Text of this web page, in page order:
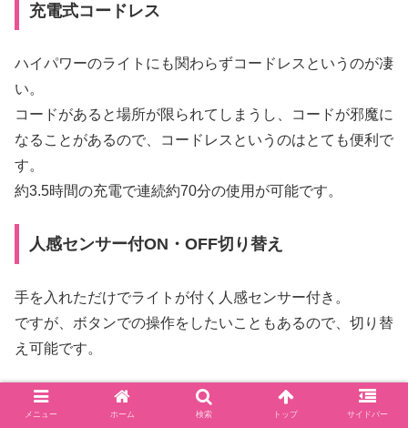
充電式コードレス
ハイパワーのライトにも関わらずコードレスというのが凄
い。
コードがあると場所が限られてしまうし、コードが邪魔に
なることがあるので、コードレスというのはとても便利で
す。
約3.5時間の充電で連続約70分の使用が可能です。
人感センサー付ON・OFF切り替え
手を入れただけでライトが付く人感センサー付き。
ですが、ボタンでの操作をしたいこともあるので、切り替
え可能です。
メニュー ホーム 検索 トップ サイドバー